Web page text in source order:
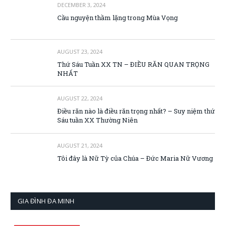
DECEMBER 3, 2024
Cầu nguyện thầm lặng trong Mùa Vọng
AUGUST 23, 2024
Thứ Sáu Tuần XX TN – ĐIỀU RĂN QUAN TRỌNG
NHẤT
AUGUST 22, 2024
Điều răn nào là điều răn trọng nhất? – Suy niệm thứ
Sáu tuần XX Thường Niên
AUGUST 21, 2024
Tôi đây là Nữ Tỳ của Chúa – Đức Maria Nữ Vương
GIA ĐÌNH ĐA MINH